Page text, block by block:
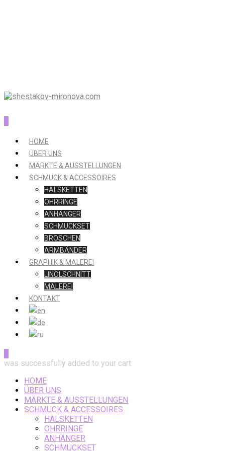
HOME
ÜBER UNS
MÄRKTE & AUSSTELLUNGEN
SCHMUCK & ACCESSOIRES
HALSKETTEN
OHRRINGE
ANHÄNGER
SCHMUCKSET
BROSCHEN
ARMBÄNDER
GRAPHIK & MALEREI
LINOLSCHNITT
MALEREI
KONTAKT
was successfully added to your cart.
HOME
ÜBER UNS
MÄRKTE & AUSSTELLUNGEN
SCHMUCK & ACCESSOIRES
HALSKETTEN
OHRRINGE
ANHÄNGER
SCHMUCKSET